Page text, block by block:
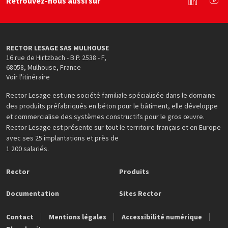
Linkedin
RECTOR LESAGE SAS MULHOUSE
16 rue de Hirtzbach - B.P. 2538 - F,
68058, Mulhouse, France
Voir l'itinéraire
Rector Lesage est une société familiale spécialisée dans le domaine
des produits préfabriqués en béton pour le bâtiment, elle développe
et commercialise des systèmes constructifs pour le gros œuvre.
Rector Lesage est présente sur tout le territoire français et en Europe
avec ses 25 implantations et près de
1 200 salariés.
Rector Produits
Documentation Sites Rector
Contact Mentions légales
Accessibilité numérique